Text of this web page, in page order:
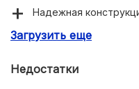
Надежная
Полностью копирует
Загрузить еще
Недостатки